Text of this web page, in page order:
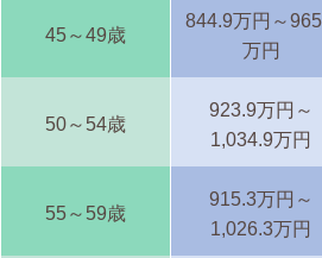
45～49歳
844.9万円～
万円
50～54歳
923.9万円～
1,034.9万円
55～59歳
915.3万円～
1,026.3万円